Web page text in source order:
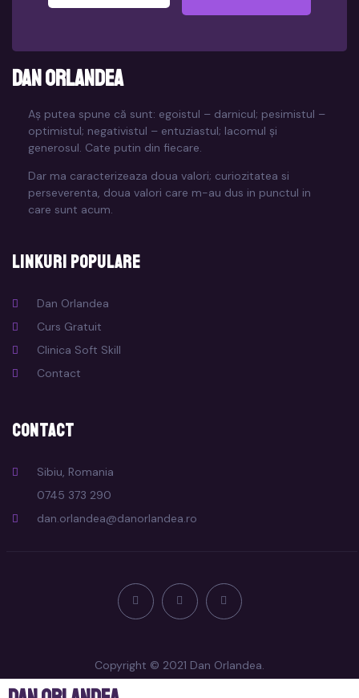
Dan Orlandea
Aș putea spune că sunt: egoistul – darnicul; pesimistul –
optimistul; negativistul – entuziastul; lacomul și
generosul. Cate putin din fiecare.
Dar ma caracterizeaza doua valori; curiozitatea si
perseverenta, doua valori care m-au dus in punctul in
care sunt acum.
Linkuri populare
Dan Orlandea
Curs Gratuit
Clinica Soft Skill
Contact
Contact
Sibiu, Romania
0745 373 290
dan.orlandea@danorlandea.ro
Copyright © 2021 Dan Orlandea.